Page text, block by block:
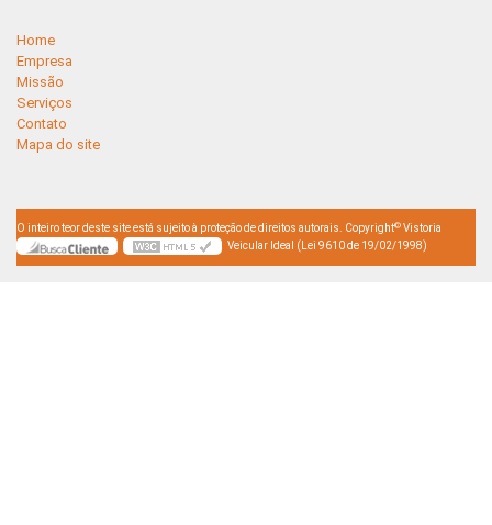
Home
Empresa
Missão
Serviços
Contato
Mapa do site
O inteiro teor deste site está sujeito à proteção de direitos autorais. Copyright© Vistoria
Veicular Ideal (Lei 9610 de 19/02/1998)